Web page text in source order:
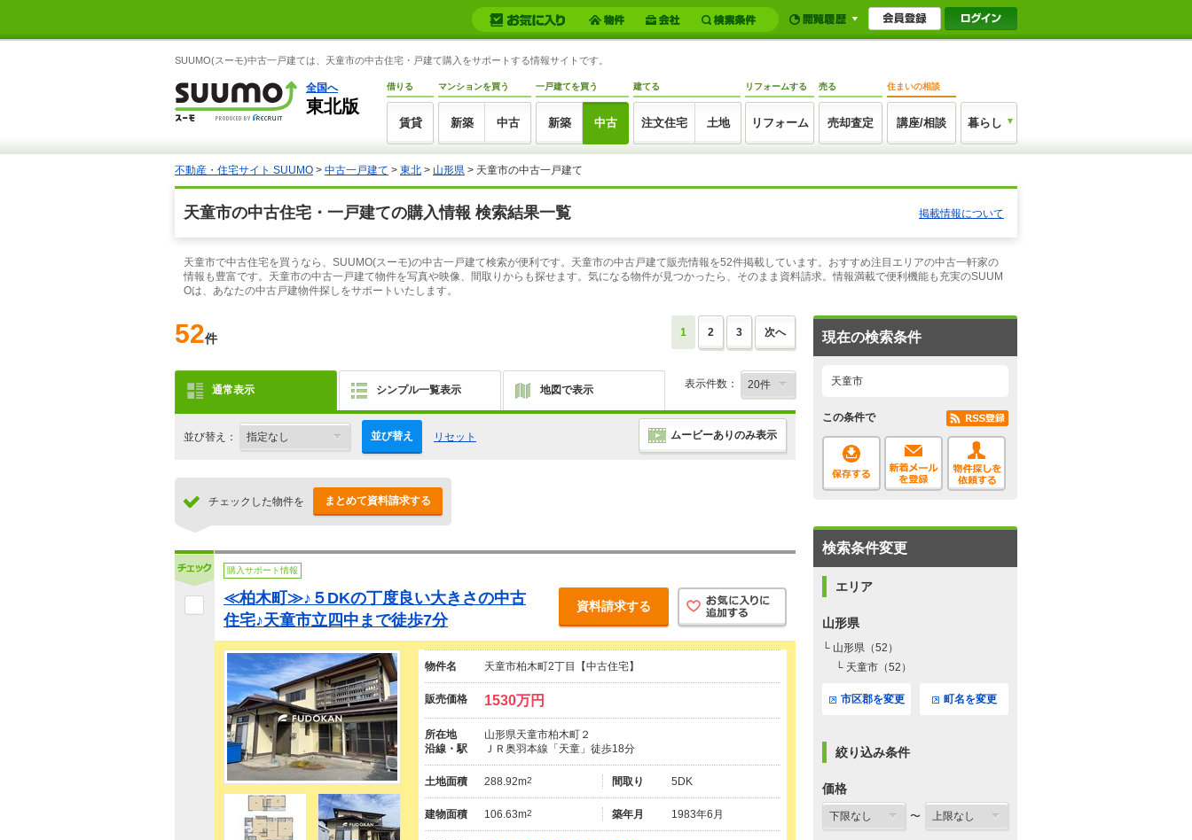
SUUMO(スーモ)中古一戸建ては、天童市の中古住宅・戸建て購入をサポートする情報サイトです。
全国へ
東北版
借りる
賃貸
マンションを買う
新築 中古
一戸建てを買う
新築 中古
建てる
注文住宅 土地
リフォームする
リフォーム
売る
売却査定
住まいの相談
講座/相談 暮らし
不動産・住宅サイト SUUMO > 中古一戸建て > 東北 > 山形県 > 天童市の中古一戸建て
天童市の中古住宅・一戸建ての購入情報 検索結果一覧 掲載情報について
天童市で中古住宅を買うなら、SUUMO(スーモ)の中古一戸建て検索が便利です。天童市の中古戸建て販売情報を52件掲載しています。おすすめ注目エリアの中古一軒家の
情報も豊富です。天童市の中古一戸建て物件を写真や映像、間取りからも探せます。気になる物件が見つかったら、そのまま資料請求。情報満載で便利機能も充実のSUUM
Oは、あなたの中古戸建物件探しをサポートいたします。
52件 1 2 3 次へ
通常表示 シンプル一覧表示 地図で表示 表示件数：
並び替え： 並び替え リセット ムービーありのみ表示
チェックした物件を まとめて資料請求する
購入サポート情報
≪柏木町≫♪５DKの丁度良い大きさの中古
住宅♪天童市立四中まで徒歩7分
資料請求する
物件名 天童市柏木町2丁目【中古住宅】
販売価格 1530万円
所在地
山形県天童市柏木町２
沿線・駅
ＪＲ奥羽本線「天童」徒歩18分
土地面積 288.92m2 間取り 5DK
建物面積 106.63m2 築年月 1983年6月
現在の検索条件
天童市
この条件で
検索条件変更
エリア
山形県
└ 山形県（52）
└ 天童市（52）
市区郡を変更 町名を変更
絞り込み条件
価格
〜